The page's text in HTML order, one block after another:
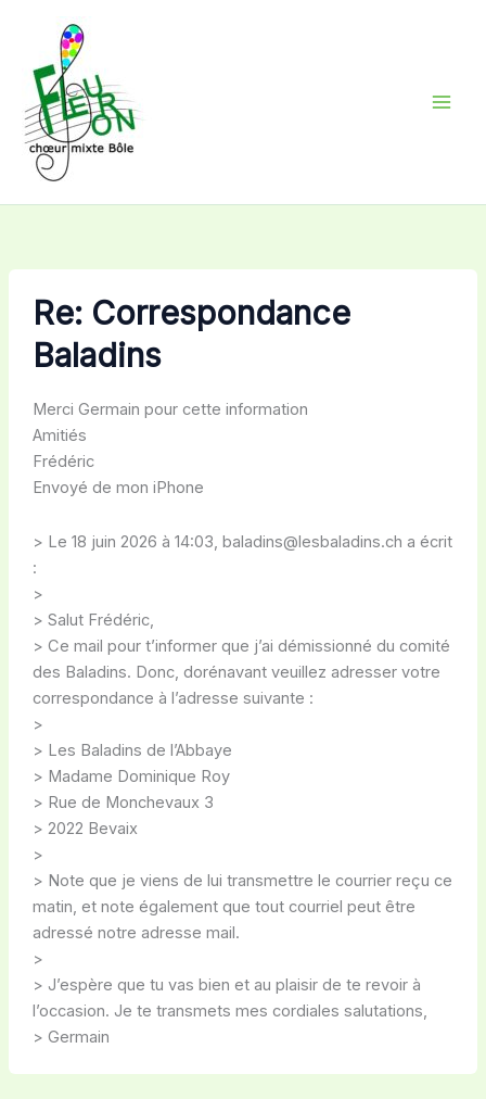
contenu
Re: Correspondance
Baladins
Merci Germain pour cette information
Amitiés
Frédéric
Envoyé de mon iPhone
> Le 18 juin 2026 à 14:03, baladins@lesbaladins.ch a écrit
:
>
> Salut Frédéric,
> Ce mail pour t’informer que j’ai démissionné du comité
des Baladins. Donc, dorénavant veuillez adresser votre
correspondance à l’adresse suivante :
>
> Les Baladins de l’Abbaye
> Madame Dominique Roy
> Rue de Monchevaux 3
> 2022 Bevaix
>
> Note que je viens de lui transmettre le courrier reçu ce
matin, et note également que tout courriel peut être
adressé notre adresse mail.
>
> J’espère que tu vas bien et au plaisir de te revoir à
l’occasion. Je te transmets mes cordiales salutations,
> Germain